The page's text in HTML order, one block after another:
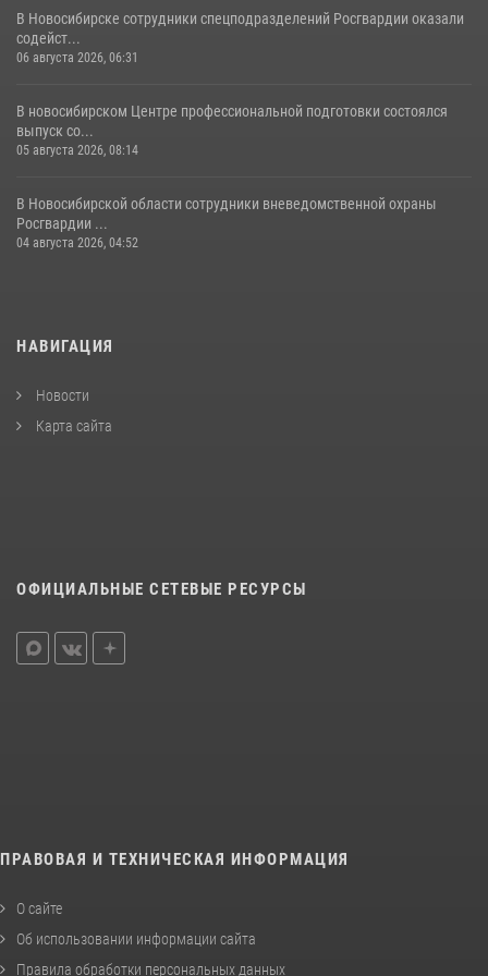
В Новосибирске сотрудники спецподразделений Росгвардии оказали
содейст...
06 августа 2026, 06:31
В новосибирском Центре профессиональной подготовки состоялся
выпуск со...
05 августа 2026, 08:14
В Новосибирской области сотрудники вневедомственной охраны
Росгвардии ...
04 августа 2026, 04:52
НАВИГАЦИЯ
Новости
Карта сайта
ОФИЦИАЛЬНЫЕ СЕТЕВЫЕ РЕСУРСЫ
ПРАВОВАЯ И ТЕХНИЧЕСКАЯ ИНФОРМАЦИЯ
О сайте
Об использовании информации сайта
Правила обработки персональных данных